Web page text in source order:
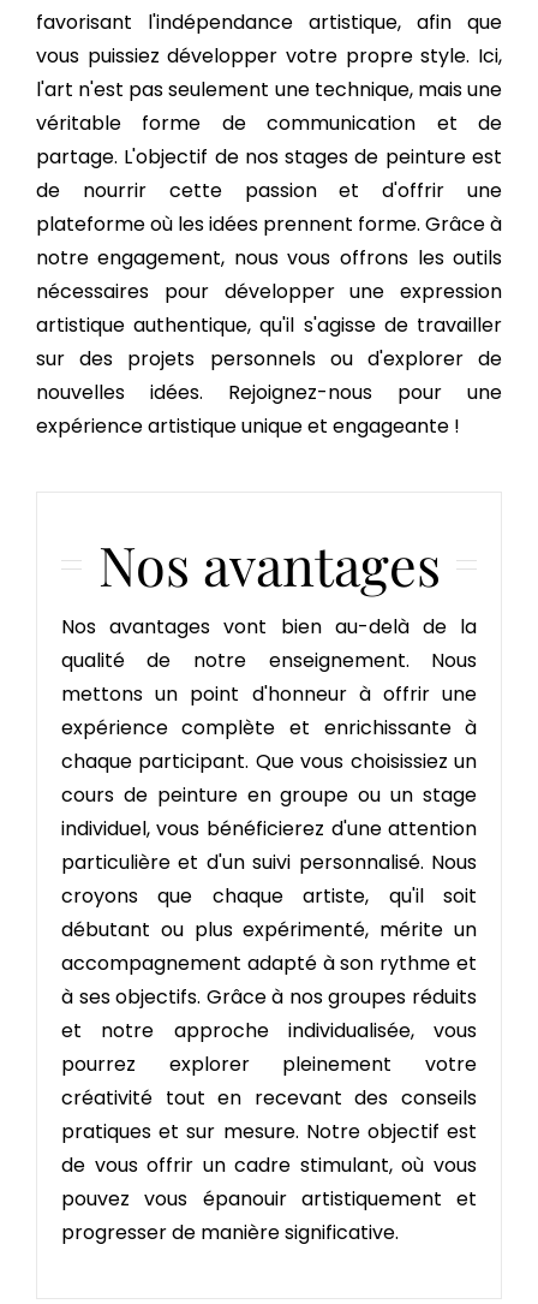
favorisant l'indépendance artistique, afin que
vous puissiez développer votre propre style. Ici,
l'art n'est pas seulement une technique, mais une
véritable forme de communication et de
partage. L'objectif de nos stages de peinture est
de nourrir cette passion et d'offrir une
plateforme où les idées prennent forme. Grâce à
notre engagement, nous vous offrons les outils
nécessaires pour développer une expression
artistique authentique, qu'il s'agisse de travailler
sur des projets personnels ou d'explorer de
nouvelles idées. Rejoignez-nous pour une
expérience artistique unique et engageante !
Nos avantages
Nos avantages vont bien au-delà de la
qualité de notre enseignement. Nous
mettons un point d'honneur à offrir une
expérience complète et enrichissante à
chaque participant. Que vous choisissiez un
cours de peinture en groupe ou un stage
individuel, vous bénéficierez d'une attention
particulière et d'un suivi personnalisé. Nous
croyons que chaque artiste, qu'il soit
débutant ou plus expérimenté, mérite un
accompagnement adapté à son rythme et
à ses objectifs. Grâce à nos groupes réduits
et notre approche individualisée, vous
pourrez explorer pleinement votre
créativité tout en recevant des conseils
pratiques et sur mesure. Notre objectif est
de vous offrir un cadre stimulant, où vous
pouvez vous épanouir artistiquement et
progresser de manière significative.